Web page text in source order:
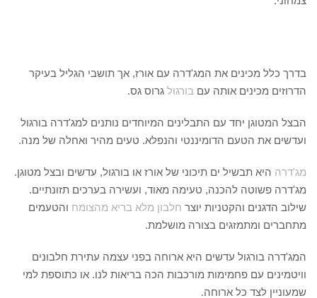
בדרך כלל מכינים את המג'דרה עם אורז, אך תושבי הגליל בעיקר
הדרוזים מכינים אותה עם בורגול גרוס גס.
הבצל המטוגן יחד עם התבלינים המיוחדים נותנים למג'דרה בורגול
ועדשים את הטעם הדומיננטי והנפלא. טעים מהיר ואחלה של מנה.
מג'דרה היא תבשיל ים תיכוני של אורז או בורגול, עדשים ובצל מטוגן.
מג'דרה פשוטה להכנה, טעימה מאוד, ועשירה בערכים תזונתיים.
שילוב הדגנים והקטניות יוצר חלבון מלא בריא מהצומח והטעמים
מתחברים ומתמזגים בצורה מושלמת.
המג'דרה בורגול עדשים היא ארוחה בפני עצמה עתירת חלבונים
וויטמינים עם פחמימות מורכבות הכה בריאות לנו. או כתוספת למי
שמעוניין לצד כל ארוחה.